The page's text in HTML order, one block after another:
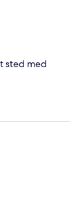
sted med